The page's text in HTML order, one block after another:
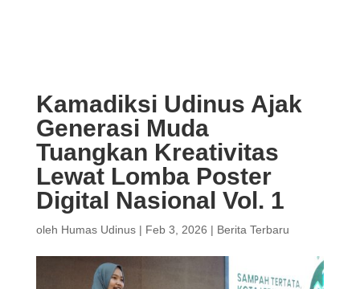
Kamadiksi Udinus Ajak
Generasi Muda
Tuangkan Kreativitas
Lewat Lomba Poster
Digital Nasional Vol. 1
oleh Humas Udinus| Feb 3, 2026 | Berita Terbaru